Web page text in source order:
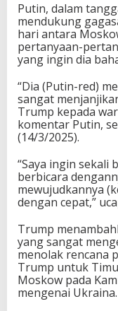
Putin, dalam
mendukung
hari antara
pertanyaan-
yang ingin dia
“Dia (Putin-red)
sangat
Trump kepada
komentar Putin,
(14/3/2025).
“Saya ingin sekali
berbicara
mewujudkannya
dengan cepat,”
Trump
yang sangat
menolak rencana
Trump untuk
Moskow pada
mengenai Ukraina.